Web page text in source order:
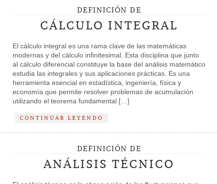
DEFINICIÓN DE
CÁLCULO INTEGRAL
El cálculo integral es una rama clave de las matemáticas
modernas y del cálculo infinitesimal. Esta disciplina que junto
al cálculo diferencial constituye la base del análisis matemático
estudia las integrales y sus aplicaciones prácticas. Es una
herramienta esencial en estadística, ingeniería, física y
economía que permite resolver problemas de acumulación
utilizando el teorema fundamental […]
CONTINUAR LEYENDO
DEFINICIÓN DE
ANÁLISIS TÉCNICO